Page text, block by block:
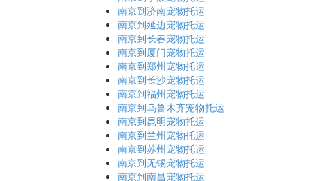
南京到济南宠物托运
南京到延边宠物托运
南京到长春宠物托运
南京到厦门宠物托运
南京到郑州宠物托运
南京到长沙宠物托运
南京到福州宠物托运
南京到乌鲁木齐宠物托运
南京到昆明宠物托运
南京到兰州宠物托运
南京到苏州宠物托运
南京到无锡宠物托运
南京到南昌宠物托运